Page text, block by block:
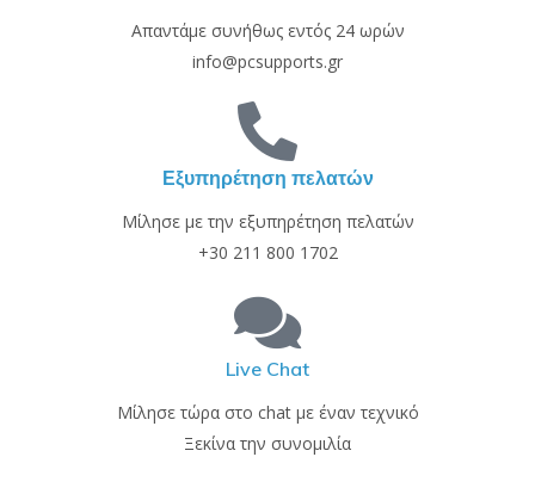
Απαντάμε συνήθως εντός 24 ωρών
info@pcsupports.gr
Εξυπηρέτηση πελατών
Μίλησε με την εξυπηρέτηση πελατών
+30 211 800 1702
Live Chat
Μίλησε τώρα στο chat με έναν τεχνικό
Ξεκίνα την συνομιλία